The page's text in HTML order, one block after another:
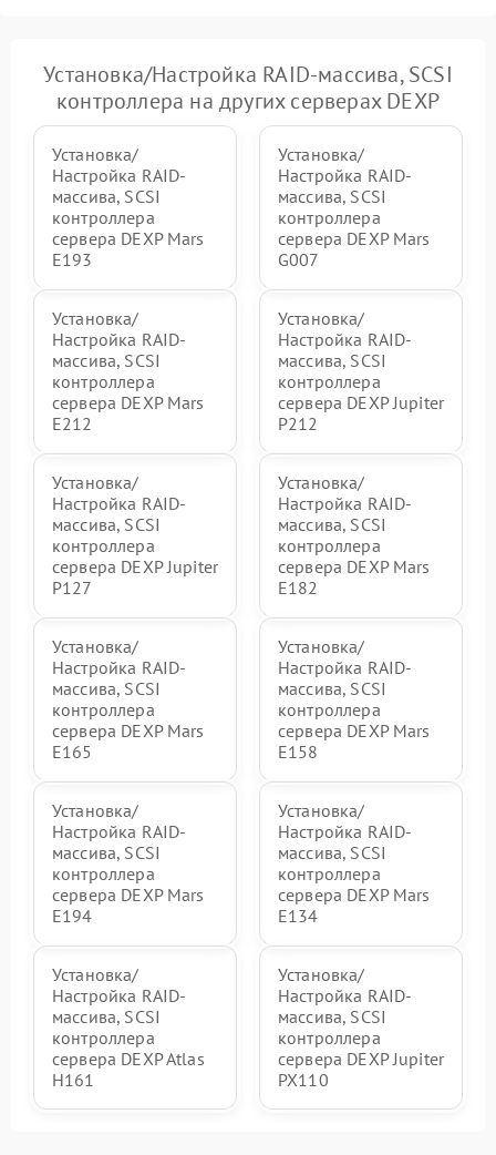
Установка/Настройка RAID-массива, SCSI
контроллера на других серверах DEXP
Установка/
Настройка RAID-
массива, SCSI
контроллера
сервера DEXP Mars
E193
Установка/
Настройка RAID-
массива, SCSI
контроллера
сервера DEXP Mars
G007
Установка/
Настройка RAID-
массива, SCSI
контроллера
сервера DEXP Mars
E212
Установка/
Настройка RAID-
массива, SCSI
контроллера
сервера DEXP Jupiter
P212
Установка/
Настройка RAID-
массива, SCSI
контроллера
сервера DEXP Jupiter
P127
Установка/
Настройка RAID-
массива, SCSI
контроллера
сервера DEXP Mars
E182
Установка/
Настройка RAID-
массива, SCSI
контроллера
сервера DEXP Mars
E165
Установка/
Настройка RAID-
массива, SCSI
контроллера
сервера DEXP Mars
E158
Установка/
Настройка RAID-
массива, SCSI
контроллера
сервера DEXP Mars
E194
Установка/
Настройка RAID-
массива, SCSI
контроллера
сервера DEXP Mars
E134
Установка/
Настройка RAID-
массива, SCSI
контроллера
сервера DEXP Atlas
H161
Установка/
Настройка RAID-
массива, SCSI
контроллера
сервера DEXP Jupiter
PX110